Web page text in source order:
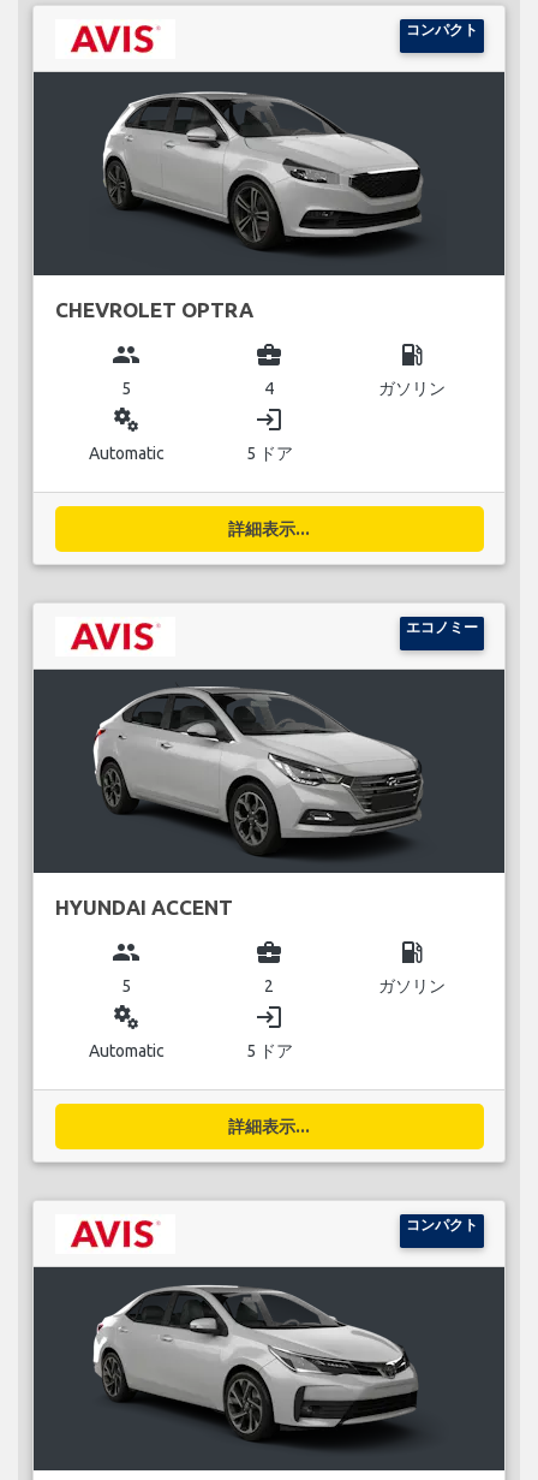
コンパクト
CHEVROLET OPTRA
group
5
business_center
4
local_gas_station
ガソリン
miscellaneous_services
Automatic
login
5 ドア
詳細表示...
エコノミー
HYUNDAI ACCENT
group
5
business_center
2
local_gas_station
ガソリン
miscellaneous_services
Automatic
login
5 ドア
詳細表示...
コンパクト